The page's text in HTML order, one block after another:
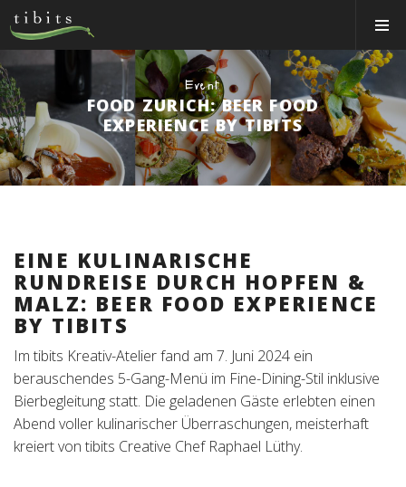
Tibits:
Home
Main
Navigation
ESSEN&TRINKEN
RESTAURANTS
NEWS
EVENTS
ÜBER UNS
EVENTRÄUME
CATERING
Jobs
Gutscheine & Shop
Tischreservation
Event
FOOD ZURICH: BEER FOOD
EXPERIENCE BY TIBITS
EINE KULINARISCHE
RUNDREISE DURCH HOPFEN &
MALZ: BEER FOOD EXPERIENCE
BY TIBITS
Im tibits Kreativ-Atelier fand am 7. Juni 2024 ein
berauschendes 5-Gang-Menü im Fine-Dining-Stil inklusive
Bierbegleitung statt. Die geladenen Gäste erlebten einen
Abend voller kulinarischer Überraschungen, meisterhaft
kreiert von tibits Creative Chef Raphael Lüthy.